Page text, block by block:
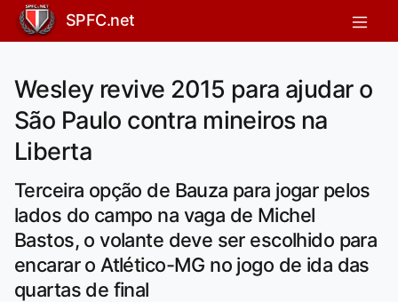
SPFC.net
Wesley revive 2015 para ajudar o
São Paulo contra mineiros na
Liberta
Terceira opção de Bauza para jogar pelos
lados do campo na vaga de Michel
Bastos, o volante deve ser escolhido para
encarar o Atlético-MG no jogo de ida das
quartas de final